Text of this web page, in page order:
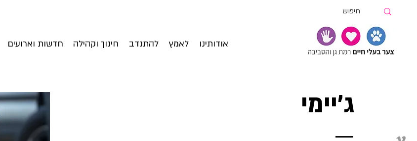
אודותינו לאמץ להתנדב חינוך וקהילה חדשות וארועים
ג'יימי